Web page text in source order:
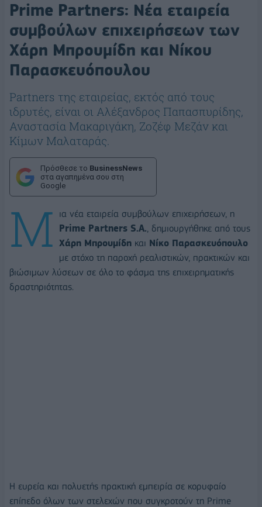
Prime Partners: Νέα εταιρεία
συμβούλων επιχειρήσεων των
Χάρη Μπρουμίδη και Νίκου
Παρασκευόπουλου
Partners της εταιρείας, εκτός από τους
ιδρυτές, είναι οι Αλέξανδρος Παπασπυρίδης,
Αναστασία Μακαριγάκη, Ζοζέφ Μεζάν και
Κίμων Μαλαταράς.
Πρόσθεσε το BusinessNews
στα αγαπημένα σου στη
Google
Μ
ια νέα εταιρεία συμβούλων επιχειρήσεων, η
Prime Partners S.A., δημιουργήθηκε από τους
Χάρη Μπρουμίδη και Νίκο Παρασκευόπουλο
με στόχο τη παροχή ρεαλιστικών, πρακτικών και
βιώσιμων λύσεων σε όλο το φάσμα της επιχειρηματικής
δραστηριότητας.
Η ευρεία και πολυετής πρακτική εμπειρία σε κορυφαίο
επίπεδο όλων των στελεχών που συγκροτούν τη Prime